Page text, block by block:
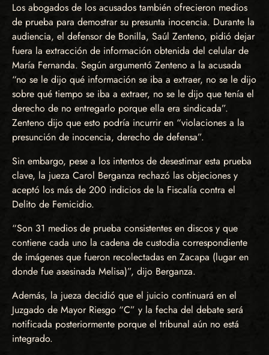
Los abogados de los acusados también ofrecieron medios
de prueba para demostrar su presunta inocencia. Durante la
audiencia, el defensor de Bonilla, Saúl Zenteno, pidió dejar
fuera la extracción de información obtenida del celular de
María Fernanda. Según argumentó Zenteno a la acusada
“no se le dijo qué información se iba a extraer, no se le dijo
sobre qué tiempo se iba a extraer, no se le dijo que tenía el
derecho de no entregarlo porque ella era sindicada”.
Zenteno dijo que esto podría incurrir en “violaciones a la
presunción de inocencia, derecho de defensa”.
Sin embargo, pese a los intentos de desestimar esta prueba
clave, la jueza Carol Berganza rechazó las objeciones y
aceptó los más de 200 indicios de la Fiscalía contra el
Delito de Femicidio.
“Son 31 medios de prueba consistentes en discos y que
contiene cada uno la cadena de custodia correspondiente
de imágenes que fueron recolectadas en Zacapa (lugar en
donde fue asesinada Melisa)”, dijo Berganza.
Además, la jueza decidió que el juicio continuará en el
Juzgado de Mayor Riesgo “C” y la fecha del debate será
notificada posteriormente porque el tribunal aún no está
integrado.